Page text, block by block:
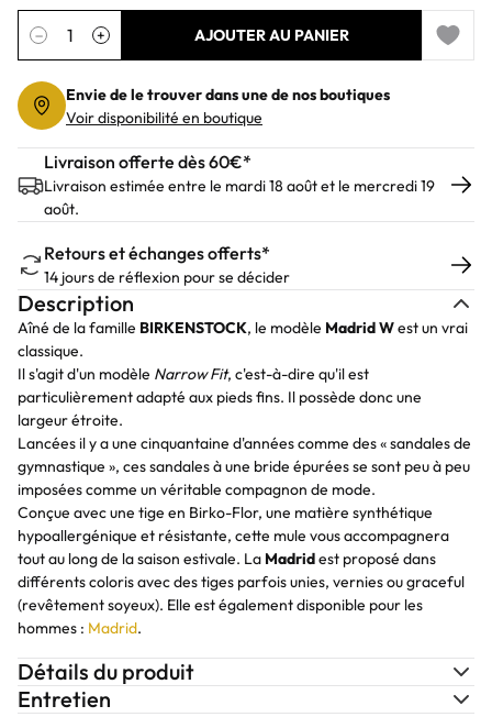
Quantité
− + AJOUTER AU PANIER
Add to
Envie de le trouver dans une de nos boutiques
Voir disponibilité en boutique
Livraison offerte dès 60€*
Livraison estimée entre le mardi 18 août et le mercredi 19
août.
Retours et échanges offerts*
14 jours de réflexion pour se décider
Description
Aîné de la famille BIRKENSTOCK, le modèle Madrid West un vrai
classique.
Il s'agit d'un modèle Narrow Fit, c'est-à-dire qu'il est
particulièrement adapté aux pieds fins. Il possède donc une
largeur étroite.
Lancées il y a une cinquantaine d'années comme des « sandales de
gymnastique », ces sandales à une bride épurées se sont peu à peu
imposées comme un véritable compagnon de mode.
Conçue avec une tige en Birko-Flor, une matière synthétique
hypoallergénique et résistante, cette mule vous accompagnera
tout au long de la saison estivale. La Madridest proposé dans
différents coloris avec des tiges parfois unies, vernies ou graceful
(revêtement soyeux). Elle est également disponible pour les
hommes : Madrid.
Détails du produit
Entretien